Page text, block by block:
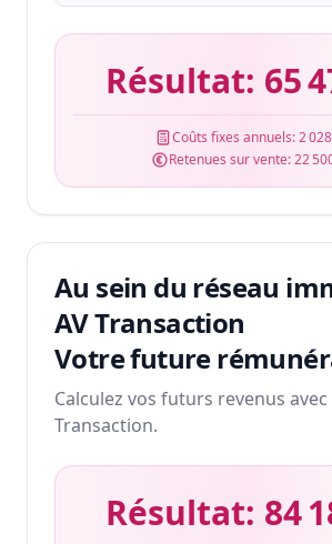
Résultat: 65
Coûts fixes annuels:2
Retenues sur vente:22
Au sein du réseau
AV Transaction
Votre future
Calculez vos futurs revenus avec
Transaction.
Résultat: 84